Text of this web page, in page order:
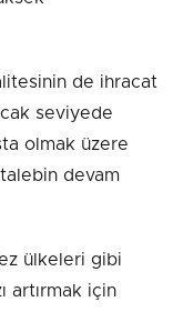
de ihracat
seviyede
olmak üzere
devam
ülkeleri gibi
artırmak için